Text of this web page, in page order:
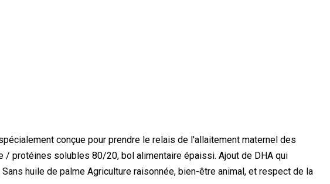
conçue pour prendre le relais de l'allaitement maternel des
/ protéines solubles 80/20, bol alimentaire épaissi. Ajout de DHA qui
huile de palme Agriculture raisonnée, bien-être animal, et respect de la